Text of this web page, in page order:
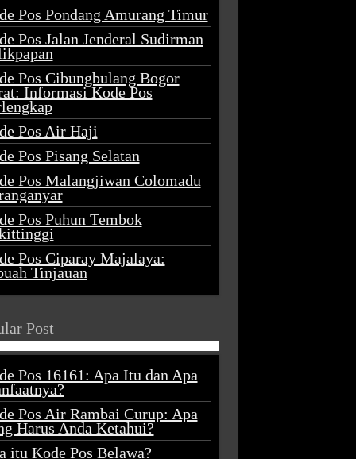
Pos Pondang Amurang Timur
Pos Jalan Jenderal Sudirman
Pos Cibungbulang Bogor
Informasi Kode Pos
Pos Air Haji
Pos Pisang Selatan
Pos Malangjiwan Colomadu
Pos Puhun Tembok
Pos Ciparay Majalaya:
Tinjauan
Post
Pos 16161: Apa Itu dan Apa
Pos Air Rambai Curup: Apa
Harus Anda Ketahui?
itu Kode Pos Belawa?